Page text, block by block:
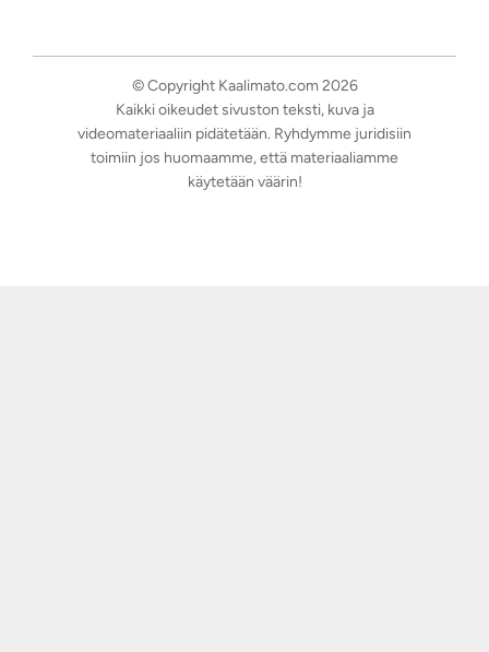
© Copyright Kaalimato.com 2026
Kaikki oikeudet sivuston teksti, kuva ja
videomateriaaliin pidätetään. Ryhdymme juridisiin
toimiin jos huomaamme, että materiaaliamme
käytetään väärin!